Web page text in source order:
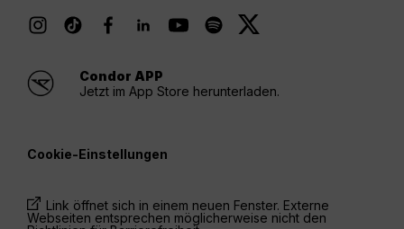
Condor APP
Jetzt im App Store herunterladen.
Cookie-Einstellungen
Link öffnet sich in einem neuen Fenster. Externe
Webseiten entsprechen möglicherweise nicht den